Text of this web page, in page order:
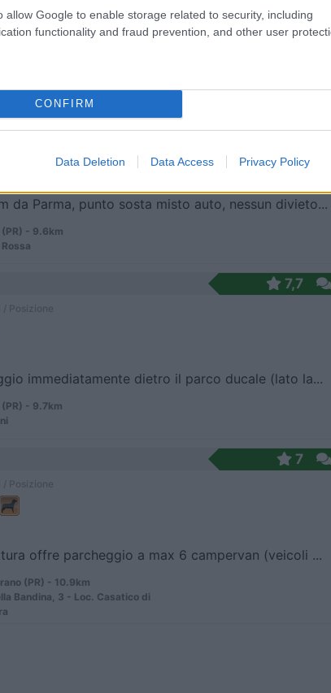
allow Google to enable storage related to security, including
functionality and fraud prevention, and other user
CONFIRM
Data Deletion Data Access Privacy Policy
- 8.8km
Posizione
da Parma, punto sosta misto auto, nessun divieto...
- 9.6km
7,7
immediatamente dietro il parco ducale (lato la...
- 9.7km
7
offre parcheggio a max 6 campervan (veicoli ...
(PR) - 10.9km
Bandina, 3 - Loc. Casatico di